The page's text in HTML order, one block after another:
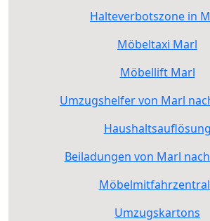
Halteverbotszone in
Möbeltaxi Marl
Möbellift Marl
Umzugshelfer von Marl
Haushaltsauflösung
Beiladungen von Marl
Umzugskartons